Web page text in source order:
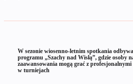
W sezonie wiosenno-letnim spotkania
programu „Szachy nad Wisłą”, gdzie osoby
zaawansowania mogą grać z
w turniejach